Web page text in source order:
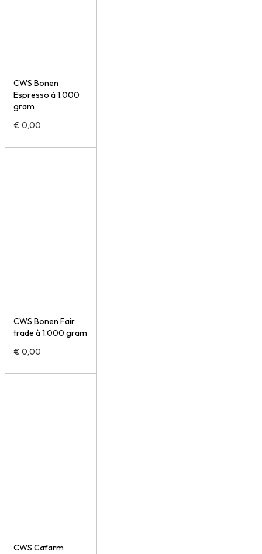
CWS Bonen
Espresso à 1.000
gram
€ 0,00
CWS Bonen Fair
trade à 1.000 gram
€ 0,00
CWS Cafarm